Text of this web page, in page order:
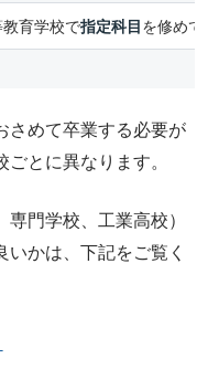
育学校で指定科目を修め
し
さめて卒業する必要が
とに異なります。
門学校、工業高校）
かは、下記をご覧く